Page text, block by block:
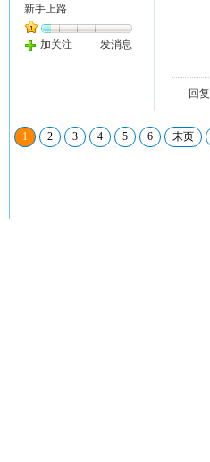
新手上路
加关注 发消息
回复
1 2 3 4 5 6 末页